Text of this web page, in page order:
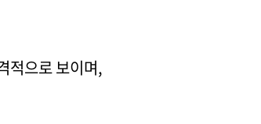
적으로 보이며,